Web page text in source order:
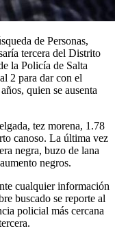
de Personas,
tercera del Distrito
la Policía de Salta
2 para dar con el
quien se ausenta
tez morena, 1.78
canoso. La última vez
negra, buzo de lana
negros.
cualquier información
buscado se reporte al
policial más cercana